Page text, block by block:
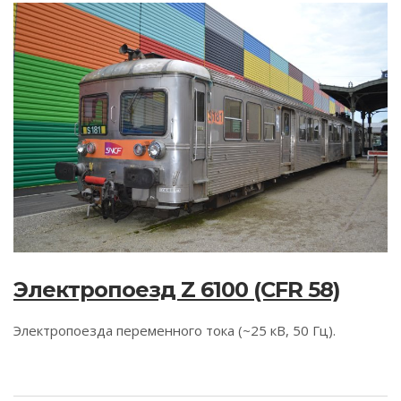
Электропоезд Z 6100 (CFR 58)
Электропоезда переменного тока (~25 кВ, 50 Гц).